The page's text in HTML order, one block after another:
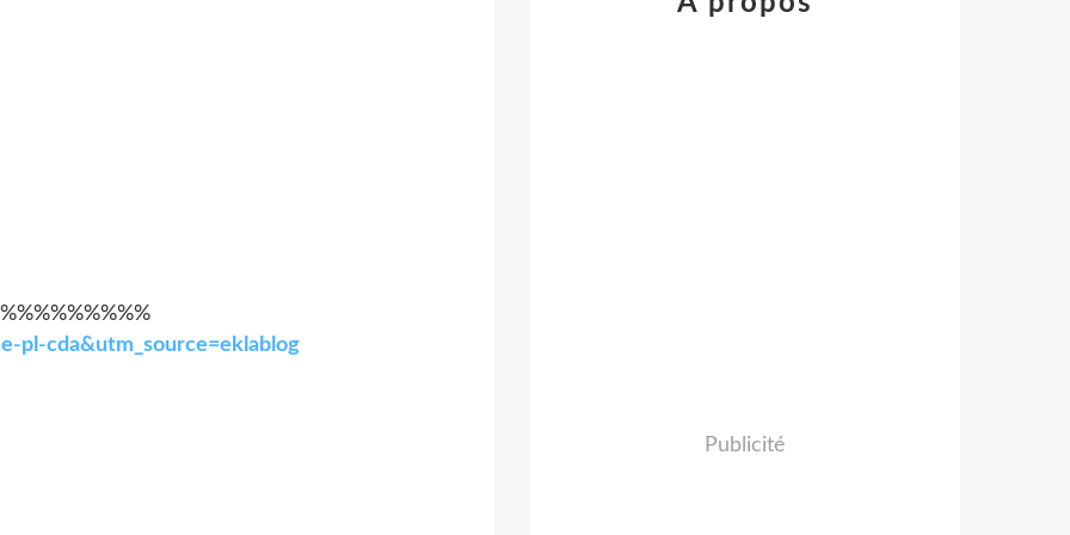
pl-cda&utm_source=eklablog
Publicité